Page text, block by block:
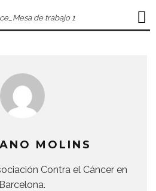
MOLINS
Contra el Cáncer en
Barcelona.